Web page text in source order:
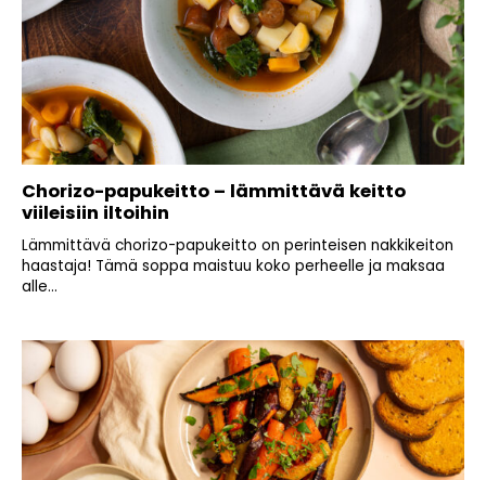
Chorizo-papukeitto – lämmittävä keitto
viileisiin iltoihin
Lämmittävä chorizo-papukeitto on perinteisen nakkikeiton
haastaja! Tämä soppa maistuu koko perheelle ja maksaa
alle...